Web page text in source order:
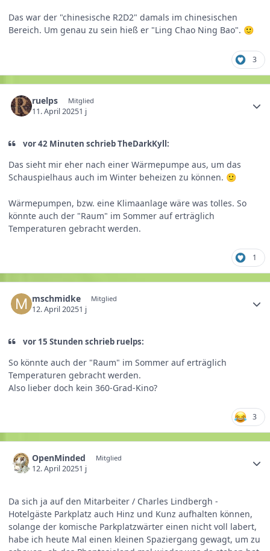
Das war der "chinesische R2D2" damals im chinesischen
Bereich. Um genau zu sein hieß er "Ling Chao Ning Bao". 🙂
3
ruelps Mitglied
11. April 20251 j
vor 42 Minuten schrieb TheDarkKyll:
Das sieht mir eher nach einer Wärmepumpe aus, um das
Schauspielhaus auch im Winter beheizen zu können. 🙂
Wärmepumpen, bzw. eine Klimaanlage wäre was tolles. So
könnte auch der "Raum" im Sommer auf erträglich
Temperaturen gebracht werden.
1
mschmidke Mitglied
12. April 20251 j
vor 15 Stunden schrieb ruelps:
So könnte auch der "Raum" im Sommer auf erträglich
Temperaturen gebracht werden.
Also lieber doch kein 360-Grad-Kino?
3
OpenMinded Mitglied
12. April 20251 j
Da sich ja auf den Mitarbeiter / Charles Lindbergh -
Hotelgäste Parkplatz auch Hinz und Kunz aufhalten können,
solange der komische Parkplatzwärter einen nicht voll labert,
habe ich heute Mal einen kleinen Spaziergang gewagt, um zu